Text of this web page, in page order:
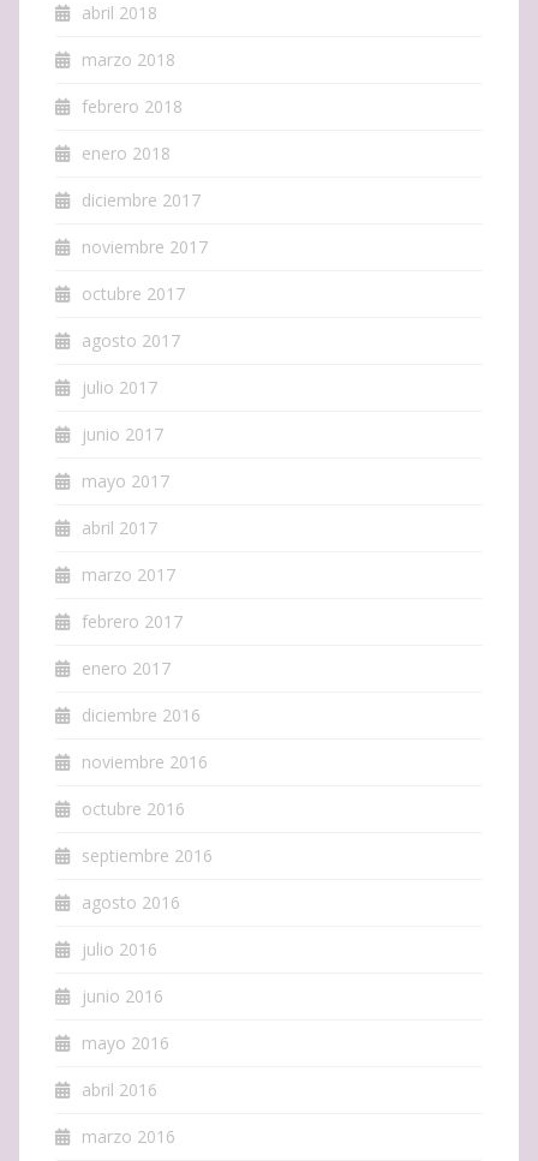
abril 2018
marzo 2018
febrero 2018
enero 2018
diciembre 2017
noviembre 2017
octubre 2017
agosto 2017
julio 2017
junio 2017
mayo 2017
abril 2017
marzo 2017
febrero 2017
enero 2017
diciembre 2016
noviembre 2016
octubre 2016
septiembre 2016
agosto 2016
julio 2016
junio 2016
mayo 2016
abril 2016
marzo 2016